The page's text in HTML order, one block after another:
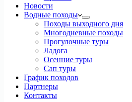
Новости
Водные походы
Походы выходного дня
Многодневные походы
Прогулочные туры
Ладога
Осенние туры
Сап туры
График походов
Партнеры
Контакты